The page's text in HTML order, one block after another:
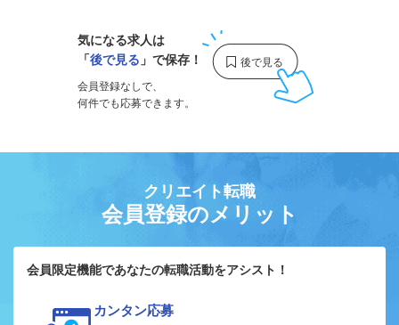
気になる求人は
「後で見る 」で保存！
会員登録なしで、
何件でも応募できます。
クリエイト転職
会員登録のメリット
会員限定機能であなたの転職活動をアシスト！
カンタン応募